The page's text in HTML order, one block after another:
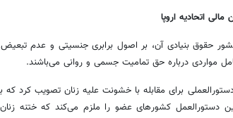
اتحادیه اروپا
حقوق بنیادی آن، بر اصول برابری جنسیتی و عدم
مواردی درباره حق تمامیت جسمی و روانی می‌باشند.
دستورالعمل کشورهای عضو را ملزم می‌کند که ختنه